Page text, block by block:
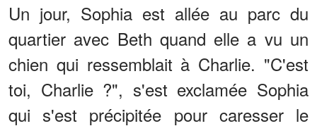
Un jour, Sophia est allée au parc du
quartier avec Beth quand elle a vu un
chien qui ressemblait à Charlie. "C'est
toi, Charlie ?", s'est exclamée Sophia
qui s'est précipitée pour caresser le